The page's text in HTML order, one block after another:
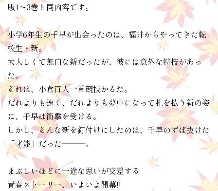
版1～3巻と同内容です。
小学6年生の千早が出会ったのは、福井からやってきた転
校生・新。
大人しくて無口な新だったが、彼には意外な特技があっ
た。
それは、小倉百人一首競技かるた。
だれよりも速く、だれよりも夢中になって札を払う新の姿
に、千早は衝撃を受ける。
しかし、そんな新を釘付けにしたのは、千早のずば抜けた
「才能」だった―――。
まぶしいほどに一途な思いが交差する
青春ストーリー、いよいよ開幕!!